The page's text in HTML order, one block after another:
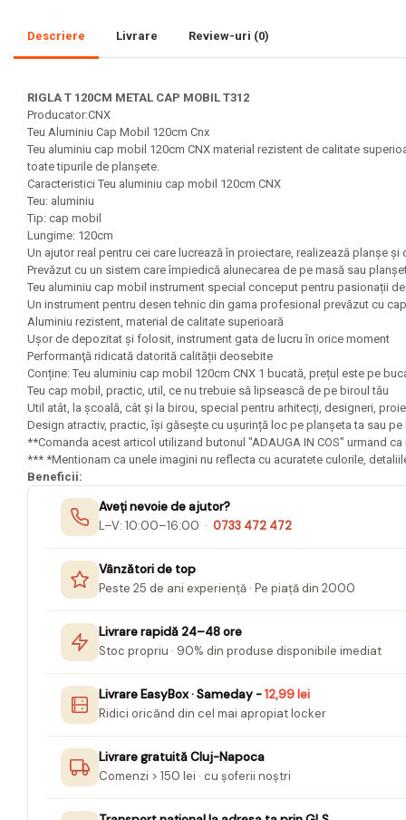
Culori si vopsele acrilice
Pahare, palete si sorturi
pictura copii
Pensule scoala copii
Pensule cu rezervor
Pensule scolare bucata
Pensule scolare set
Lipiciuri
Foarfece pentru copii
Hartie si carton colorate
Hartie Creponata, Hartie
Glasata
Mape Birou/ Dosare Scolare
Trusa geometrie scolara
Rigle, echere si raportor
plastic
Sticle, caserole, pusculite,
suporturi copii
Etichete scolare
Stickere scolare
Seturi scolare
Plastilina, Planseta plastilina
Socotitoare, Betisoare
Carti de Colorat pentru copii
Carti Educative
Carnetele notite copii
Descriere Livrare Review-uri (0)
RIGLA T 120CM METAL CAP MOBIL T312
Producator:CNX
Teu Aluminiu Cap Mobil 120cm Cnx
Teu aluminiu cap mobil 120cm CNX material rezistent de calitate
toate tipurile de planșete.
Caracteristici Teu aluminiu cap mobil 120cm CNX
Teu: aluminiu
Tip: cap mobil
Lungime: 120cm
Un ajutor real pentru cei care lucrează în proiectare, realizează planșe
Prevăzut cu un sistem care împiedică alunecarea de pe masă sau
Teu aluminiu cap mobil instrument special conceput pentru pasionații
Un instrument pentru desen tehnic din gama profesional prevăzut cu
Aluminiu rezistent, material de calitate superioară
Ușor de depozitat și folosit, instrument gata de lucru în orice moment
Performanţă ridicată datorită calității deosebite
Conține: Teu aluminiu cap mobil 120cm CNX 1 bucată, prețul este pe
Teu cap mobil, practic, util, ce nu trebuie să lipsească de pe biroul tău
Util atât, la școală, cât și la birou, special pentru arhitecți, designeri,
Design atractiv, practic, își găsește cu ușurință loc pe planșeta ta sau pe
**Comanda acest articol utilizand butonul "ADAUGA IN COS" urmand
*** *Mentionam ca unele imagini nu reflecta cu acuratete culorile,
Beneficii:
Aveți nevoie de ajutor?
L–V: 10:00–16:00 · 0733 472 472
Vânzători de top
Peste 25 de ani experiență · Pe piață din 2000
Livrare rapidă 24–48 ore
Stoc propriu · 90% din produse disponibile imediat
Livrare EasyBox · Sameday -12,99 lei
Ridici oricând din cel mai apropiat locker
Livrare gratuită Cluj-Napoca
Comenzi > 150 lei · cu șoferii noștri